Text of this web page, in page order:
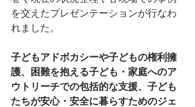
を交えたプレゼンテーションが行なわ
れました。
子どもアドボカシーや子どもの権利擁
護、困難を抱える子ども・家庭へのア
ウトリーチでの包括的な支援、子ども
たちが安心・安全に暮らすためのジェ